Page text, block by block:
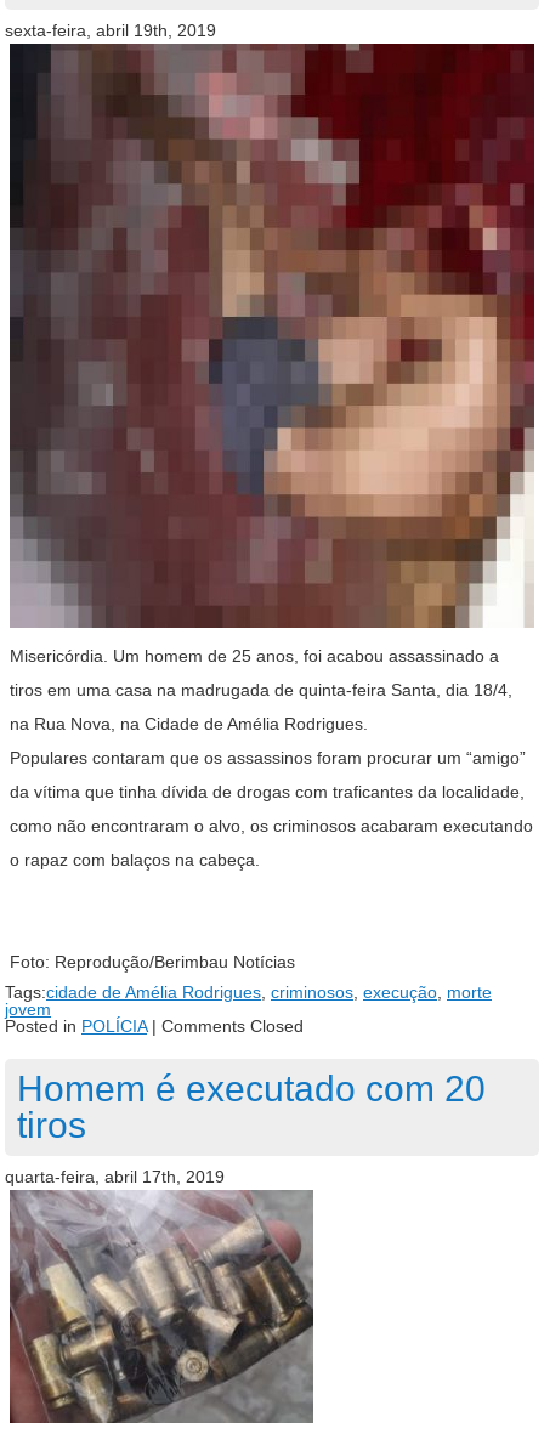
sexta-feira, abril 19th, 2019
Misericórdia. Um homem de 25 anos, foi acabou assassinado a
tiros em uma casa na madrugada de quinta-feira Santa, dia 18/4,
na Rua Nova, na Cidade de Amélia Rodrigues.
Populares contaram que os assassinos foram procurar um “amigo”
da vítima que tinha dívida de drogas com traficantes da localidade,
como não encontraram o alvo, os criminosos acabaram executando
o rapaz com balaços na cabeça.
Foto: Reprodução/Berimbau Notícias
Tags:cidade de Amélia Rodrigues criminosos execução morte
jovem
Posted in POLÍCIA| Comments Closed
Homem é executado com 20
tiros
quarta-feira, abril 17th, 2019